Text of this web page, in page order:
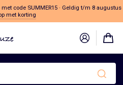
code SUMMER15 · Geldig t/m 8 augustus
met korting